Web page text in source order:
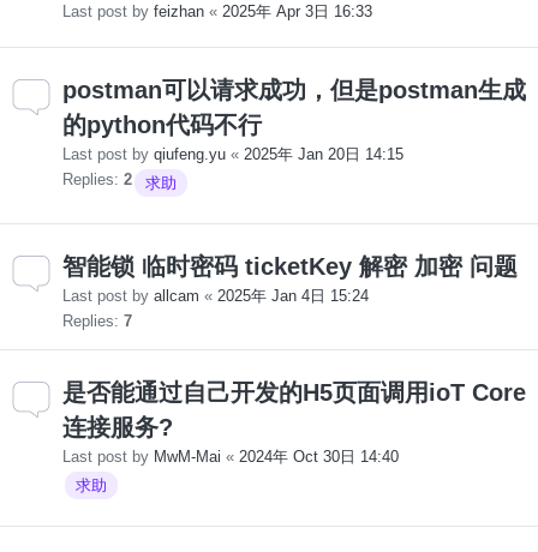
Last post by feizhan « 2025年 Apr 3日 16:33
postman可以请求成功，但是postman生成
的python代码不行
Last post by qiufeng.yu « 2025年 Jan 20日 14:15
Replies: 2 求助
智能锁 临时密码 ticketKey 解密 加密 问题
Last post by allcam « 2025年 Jan 4日 15:24
Replies: 7
是否能通过自己开发的H5页面调用ioT Core
连接服务?
Last post by MwM-Mai « 2024年 Oct 30日 14:40
求助